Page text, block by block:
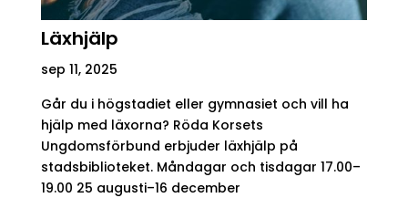
Läxhjälp
sep 11, 2025
Går du i högstadiet eller gymnasiet och vill ha
hjälp med läxorna? Röda Korsets
Ungdomsförbund erbjuder läxhjälp på
stadsbiblioteket. Måndagar och tisdagar 17.00–
19.00 25 augusti–16 december